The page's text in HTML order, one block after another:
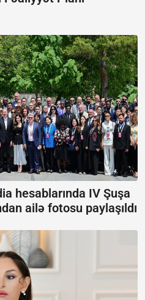
hesablarında IV Şuşa
ailə fotosu paylaşıldı